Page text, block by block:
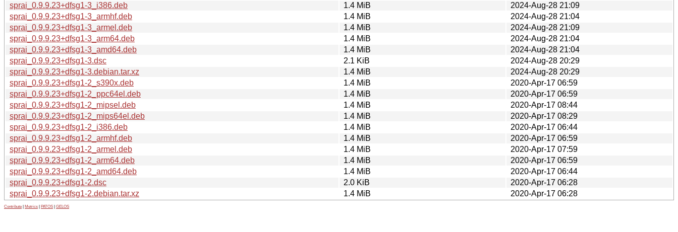
sprai_0.9.9.23+dfsg1-3_i386.deb
1.4 MiB
2024-Aug-28 21:09
sprai_0.9.9.23+dfsg1-3_armhf.deb
1.4 MiB
2024-Aug-28 21:04
sprai_0.9.9.23+dfsg1-3_armel.deb
1.4 MiB
2024-Aug-28 21:09
sprai_0.9.9.23+dfsg1-3_arm64.deb
1.4 MiB
2024-Aug-28 21:04
sprai_0.9.9.23+dfsg1-3_amd64.deb
1.4 MiB
2024-Aug-28 21:04
sprai_0.9.9.23+dfsg1-3.dsc
2.1 KiB
2024-Aug-28 20:29
sprai_0.9.9.23+dfsg1-3.debian.tar.xz
1.4 MiB
2024-Aug-28 20:29
sprai_0.9.9.23+dfsg1-2_s390x.deb
1.4 MiB
2020-Apr-17 06:59
sprai_0.9.9.23+dfsg1-2_ppc64el.deb
1.4 MiB
2020-Apr-17 06:59
sprai_0.9.9.23+dfsg1-2_mipsel.deb
1.4 MiB
2020-Apr-17 08:44
sprai_0.9.9.23+dfsg1-2_mips64el.deb
1.4 MiB
2020-Apr-17 08:29
sprai_0.9.9.23+dfsg1-2_i386.deb
1.4 MiB
2020-Apr-17 06:44
sprai_0.9.9.23+dfsg1-2_armhf.deb
1.4 MiB
2020-Apr-17 06:59
sprai_0.9.9.23+dfsg1-2_armel.deb
1.4 MiB
2020-Apr-17 07:59
sprai_0.9.9.23+dfsg1-2_arm64.deb
1.4 MiB
2020-Apr-17 06:59
sprai_0.9.9.23+dfsg1-2_amd64.deb
1.4 MiB
2020-Apr-17 06:44
sprai_0.9.9.23+dfsg1-2.dsc
2.0 KiB
2020-Apr-17 06:28
sprai_0.9.9.23+dfsg1-2.debian.tar.xz
1.4 MiB 2020-Apr-17 06:28
Contribute Metrics PATOS GELOS